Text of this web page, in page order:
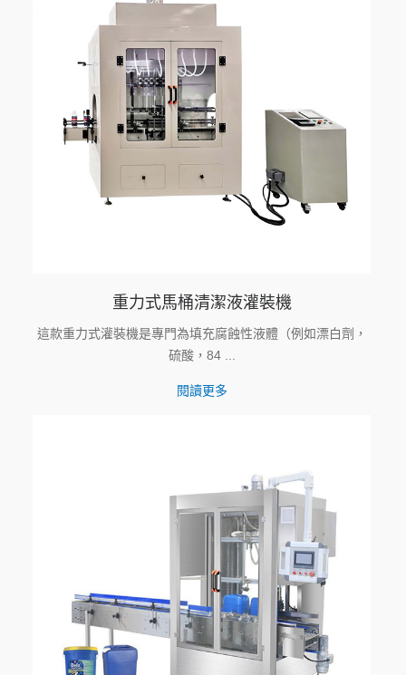
重力式馬桶清潔液灌裝機
這款重力式灌裝機是專門為填充腐蝕性液體（例如漂白劑，
硫酸，84 ...
閱讀更多